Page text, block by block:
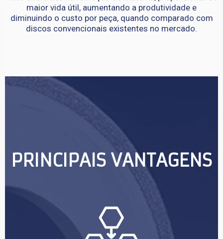
maior vida útil, aumentando a produtividade e
diminuindo o custo por peça, quando comparado com
discos convencionais existentes no mercado.
PRINCIPAIS VANTAGENS